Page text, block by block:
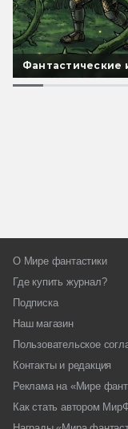
Фантастические
О Мире фантастики
Где купить журнал?
Подписка
Наш магазин
Пользовательское
Контакты и редакция
Реклама на «Мире
Как стать автором